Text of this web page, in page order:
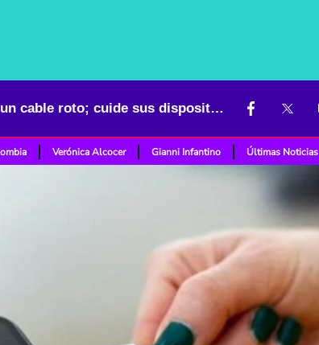
Razones por las que no debe cargar su celular con un cable roto; cuide sus dispositivos
Verónica Alcocer Gianni Infantino Últimas Noticias